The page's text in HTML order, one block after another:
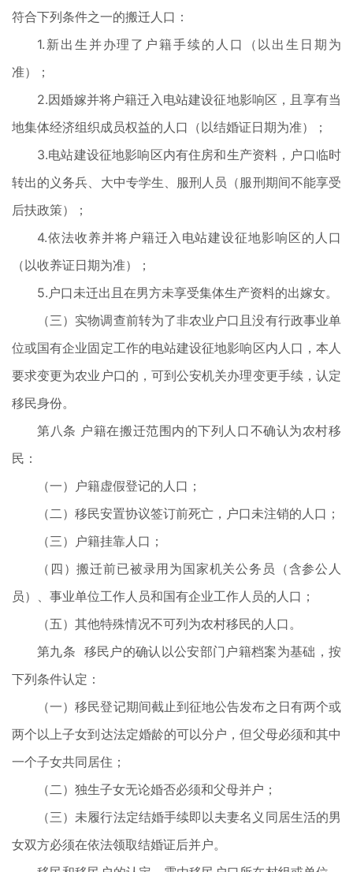
符合下列条件之一的搬迁人口：
1.新出生并办理了户籍手续的人口（以出生日期为
准）；
2.因婚嫁并将户籍迁入电站建设征地影响区，且享有当
地集体经济组织成员权益的人口（以结婚证日期为准）；
3.电站建设征地影响区内有住房和生产资料，户口临时
转出的义务兵、大中专学生、服刑人员（服刑期间不能享受
后扶政策）；
4.依法收养并将户籍迁入电站建设征地影响区的人口
（以收养证日期为准）；
5.户口未迁出且在男方未享受集体生产资料的出嫁女。
（三）实物调查前转为了非农业户口且没有行政事业单
位或国有企业固定工作的电站建设征地影响区内人口，本人
要求变更为农业户口的，可到公安机关办理变更手续，认定
移民身份。
第八条 户籍在搬迁范围内的下列人口不确认为农村移
民：
（一）户籍虚假登记的人口；
（二）移民安置协议签订前死亡，户口未注销的人口；
（三）户籍挂靠人口；
（四）搬迁前已被录用为国家机关公务员（含参公人
员）、事业单位工作人员和国有企业工作人员的人口；
（五）其他特殊情况不可列为农村移民的人口。
第九条 移民户的确认以公安部门户籍档案为基础，按
下列条件认定：
（一）移民登记期间截止到征地公告发布之日有两个或
两个以上子女到达法定婚龄的可以分户，但父母必须和其中
一个子女共同居住；
（二）独生子女无论婚否必须和父母并户；
（三）未履行法定结婚手续即以夫妻名义同居生活的男
女双方必须在依法领取结婚证后并户。